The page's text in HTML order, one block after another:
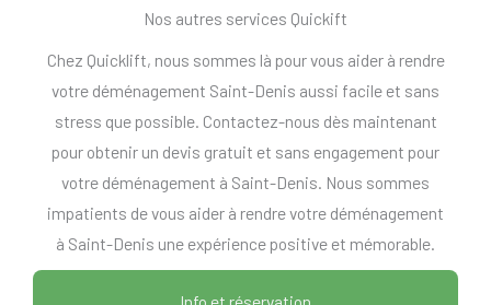
Nos autres services Quickift
Chez Quicklift, nous sommes là pour vous aider à rendre
votre déménagement Saint-Denis aussi facile et sans
stress que possible. Contactez-nous dès maintenant
pour obtenir un devis gratuit et sans engagement pour
votre déménagement à Saint-Denis. Nous sommes
impatients de vous aider à rendre votre déménagement
à Saint-Denis une expérience positive et mémorable.